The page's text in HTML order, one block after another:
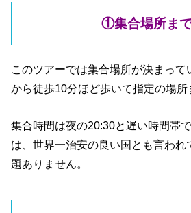
①集合場所ま
このツアーでは集合場所が決まって
から徒歩10分ほど歩いて指定の場所
集合時間は夜の20:30と遅い時間帯
は、世界一治安の良い国とも言われ
題ありません。